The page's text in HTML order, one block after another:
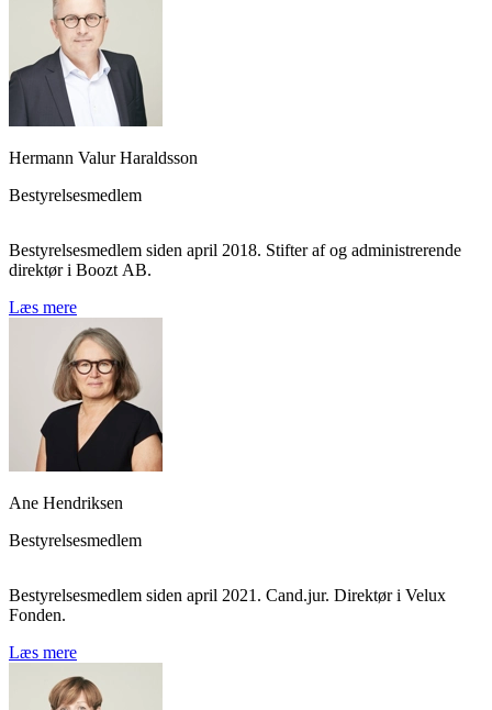
Hermann Valur Haraldsson
Bestyrelsesmedlem
Bestyrelsesmedlem siden april 2018. Stifter af og administrerende
direktør i Boozt AB.
Læs mere
Ane Hendriksen
Bestyrelsesmedlem
Bestyrelsesmedlem siden april 2021. Cand.jur. Direktør i Velux
Fonden.
Læs mere